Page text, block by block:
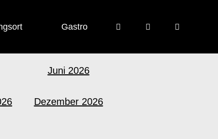
Gastro
Juni 2026
Dezember 2026